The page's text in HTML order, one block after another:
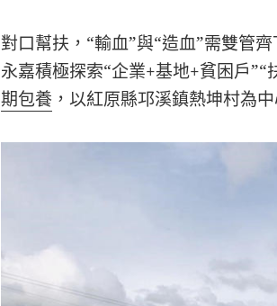
對口幫扶，“輸血”與“造血”需雙管
永嘉積極探索“企業+基地+貧困戶
期包養 ，以紅原縣邛溪鎮熱坤村為